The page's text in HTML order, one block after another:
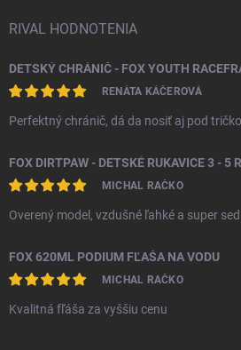
RIVAL HODNOTENIA
RENÁTA KÁČEROVÁ
Perfektný chránič, dá da nosiť aj pod
FOX DIRTPAW - DETSKÉ RUKAVICE 3 - 5
MICHAL RAČKO
Overený model, vzdušné ľahké a super
FOX 620ML PODIUM FĽAŠA NA VODU
MICHAL RAČKO
Kvalitná fľáša za vyššiu cenu